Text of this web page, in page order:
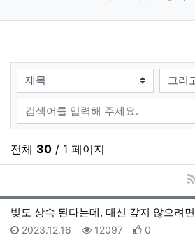
검색대상
검색어
전체 30 / 1 페이지
빚도 상속 된다는데, 대신 갚지 않으려
등록일
2023.12.16 조회
12097 추천
0